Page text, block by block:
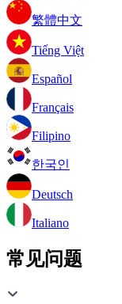
繁體中文
Tiếng Việt
Español
Français
Filipino
한국인
Deutsch
Italiano
常见问题